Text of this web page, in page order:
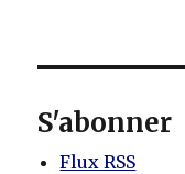
S'abonner
Flux RSS